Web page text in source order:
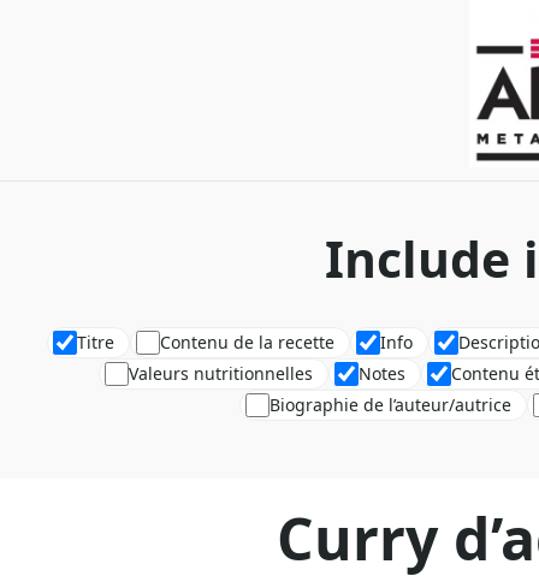
Include
Titre Contenu de la recette Info
Valeurs nutritionnelles
Notes
Contenu
Biographie de l’auteur/autrice
Curry